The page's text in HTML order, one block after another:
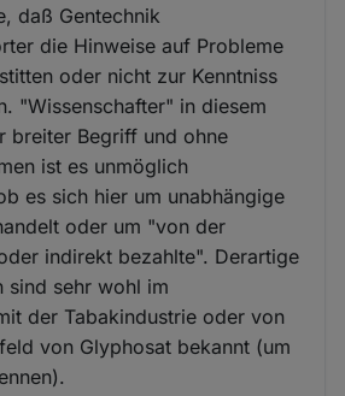
daß Gentechnik
die Hinweise auf Probleme
oder nicht zur Kenntniss
"Wissenschafter" in diesem
breiter Begriff und ohne
ist es unmöglich
es sich hier um unabhängige
oder um "von der
indirekt bezahlte". Derartige
sind sehr wohl im
der Tabakindustrie oder von
von Glyphosat bekannt (um